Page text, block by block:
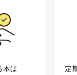
本は
定